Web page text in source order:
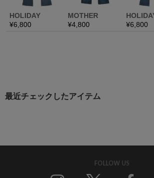
最近チェックしたアイテム
FOLLOW US